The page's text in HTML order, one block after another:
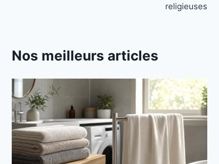
religieuses
Nos meilleurs articles